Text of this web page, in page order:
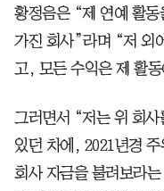
황정음은 “제 연예 활
가진 회사”라며 “저 외
고, 모든 수익은 제 활
그러면서 “저는 위 회
있던 차에, 2021년경
회사 자금을 불려보라